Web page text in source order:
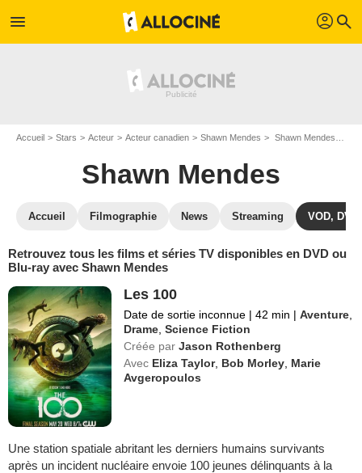
menu profil search
Accueil Stars Acteur Acteur canadien Shawn Mendes Shawn Mendes : ses Blu-Ray, DVD, VOD, SVOD
Shawn Mendes
Accueil Filmographie News Streaming VOD, DVD
Retrouvez tous les films et séries TV disponibles en DVD ou
Blu-ray avec Shawn Mendes
Les 100
Date de sortie inconnue | 42 min | Aventure
Drame ,Science Fiction
Créée par Jason Rothenberg
Avec Eliza Taylor, Bob Morley Marie
Avgeropoulos
Une station spatiale abritant les derniers humains survivants
après un incident nucléaire envoie 100 jeunes délinquants à la